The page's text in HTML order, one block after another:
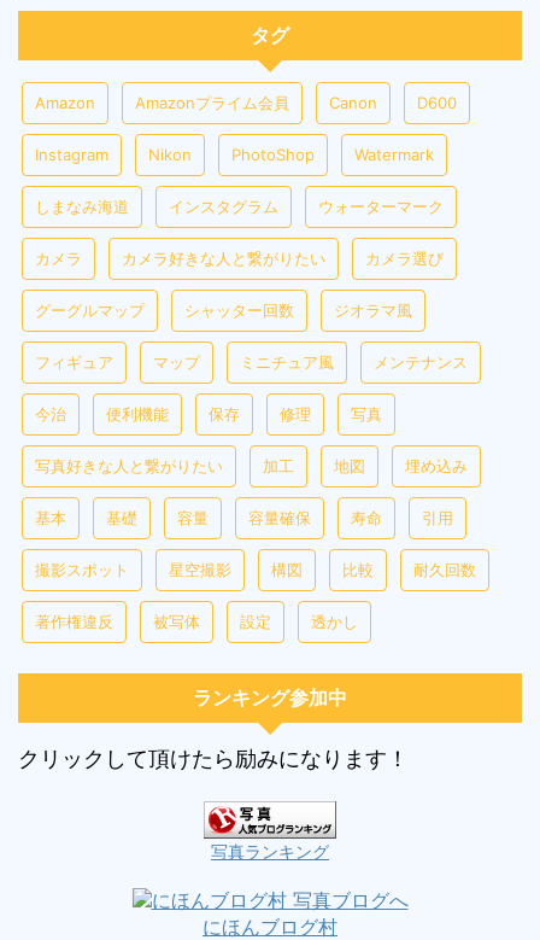
タグ
Amazon Amazonプライム会員 Canon D600
Instagram Nikon PhotoShop Watermark
しまなみ海道 インスタグラム ウォーターマーク
カメラ カメラ好きな人と繋がりたい カメラ選び
グーグルマップ シャッター回数 ジオラマ風
フィギュア マップ ミニチュア風 メンテナンス
今治 便利機能 保存 修理 写真
写真好きな人と繋がりたい 加工 地図 埋め込み
基本 基礎 容量 容量確保 寿命 引用
撮影スポット 星空撮影 構図 比較 耐久回数
著作権違反 被写体 設定 透かし
ランキング参加中
クリックして頂けたら励みになります！
写真ランキング
にほんブログ村